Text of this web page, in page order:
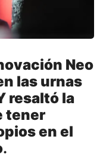
Neo
las urnas
resaltó la
tener
en el
.